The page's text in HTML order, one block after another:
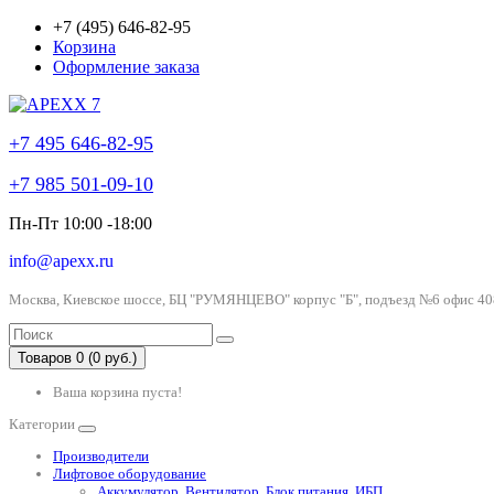
+7 (495) 646-82-95
Корзина
Оформление заказа
+7 495 646-82-95
+7 985 501-09-10
Пн-Пт 10:00 -18:00
info@apexx.ru
Москва, Киевское шоссе, БЦ "РУМЯНЦЕВО" корпус "Б", подъезд №6 офис
Товаров 0 (0 руб.)
Ваша корзина пуста!
Категории
Производители
Лифтовое оборудование